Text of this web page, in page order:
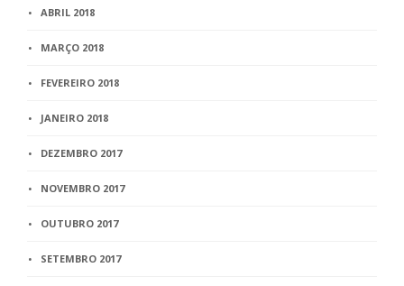
ABRIL 2018
MARÇO 2018
FEVEREIRO 2018
JANEIRO 2018
DEZEMBRO 2017
NOVEMBRO 2017
OUTUBRO 2017
SETEMBRO 2017